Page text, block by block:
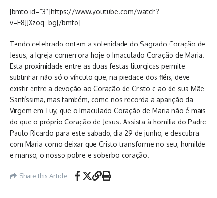
[bmto id=”3″]https://www.youtube.com/watch?
v=E8JJXzoqTbg[/bmto]
Tendo celebrado ontem a solenidade do Sagrado Coração de
Jesus, a Igreja comemora hoje o Imaculado Coração de Maria.
Esta proximidade entre as duas festas litúrgicas permite
sublinhar não só o vínculo que, na piedade dos fiéis, deve
existir entre a devoção ao Coração de Cristo e ao de sua Mãe
Santíssima, mas também, como nos recorda a aparição da
Virgem em Tuy, que o Imaculado Coração de Maria não é mais
do que o próprio Coração de Jesus. Assista à homilia do Padre
Paulo Ricardo para este sábado, dia 29 de junho, e descubra
com Maria como deixar que Cristo transforme no seu, humilde
e manso, o nosso pobre e soberbo coração.
Share this Article